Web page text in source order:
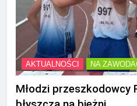
AKTUALNOŚCI NA
Młodzi przeszkodowcy